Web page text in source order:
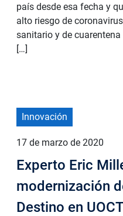
país desde esa fecha y
alto riesgo de
sanitario y de
[…]
Innovación
17 de marzo de 2020
Experto Eric
modernización
Destino en